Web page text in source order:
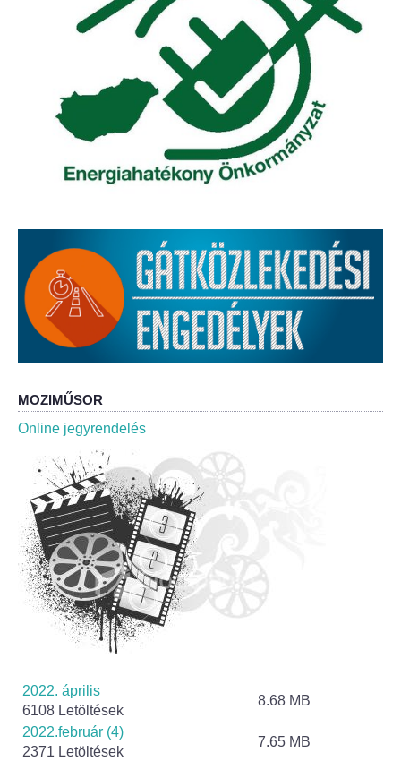
ÖNKORMÁNYZAT
Képviselő-testület
Képviselő-testületi ülések
Bizottságok
Bizottsági ülések
A helyi választási bizottság
A helyi választási bizottság határozatai
Roma Nemzetiségi Önkormányzat
Roma Nemzetiségi Önkormányzat ülések
Rendeletek
Polgármesteri normatív határozatok
Önkormányzati támogatások
Szabályzatok
Pályázatok
Szerződések
MOZIMŰSOR
Online jegyrendelés
2022. április
6108 Letöltések
8.68 MB
2022.február (4)
2371 Letöltések
7.65 MB